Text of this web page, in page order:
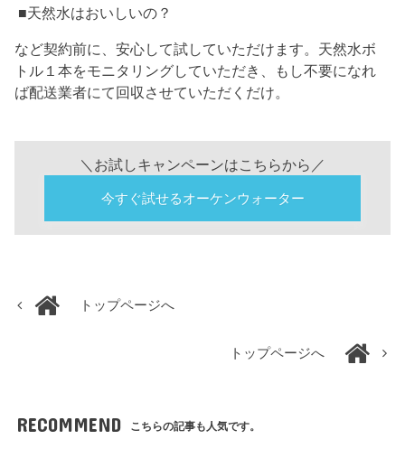
■天然水はおいしいの？
など契約前に、安心して試していただけます。天然水ボ
トル１本をモニタリングしていただき、もし不要になれ
ば配送業者にて回収させていただくだけ。
＼お試しキャンペーンはこちらから／
今すぐ試せるオーケンウォーター
トップページへ
トップページへ
RECOMMEND こちらの記事も人気です。